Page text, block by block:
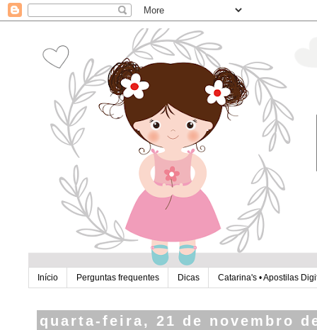
Início Perguntas frequentes Dicas Catarina's • Apostilas
quarta-feira, 21 de novembro